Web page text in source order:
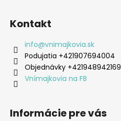
Kontakt
info@vnimajkovia.sk
Podujatia +421907694004
Objednávky +421948942169
Vnímajkovia na FB
Informácie pre vás